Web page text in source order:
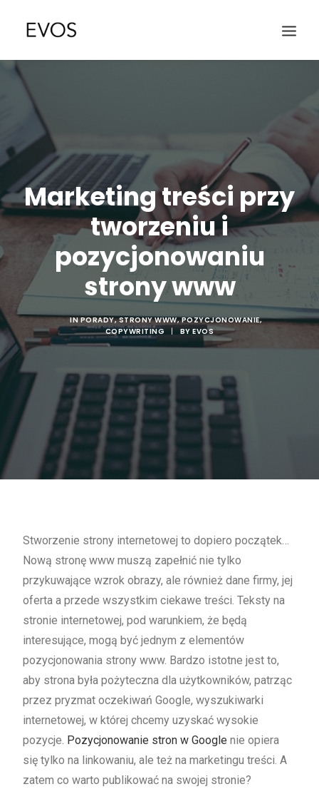
Marketing treści przy
tworzeniu i
pozycjonowaniu
strony www
INPORADY,STRONY WWW,POZYCJONOWANIE,
COPYWRITING
| BYEVOS
Stworzenie strony internetowej to dopiero początek…
Nową stronę www muszą zapełnić nie tylko
przykuwające wzrok obrazy, ale również dane firmy, jej
oferta a przede wszystkim ciekawe treści. Teksty na
stronie internetowej, pod warunkiem, że będą
interesujące, mogą być jednym z elementów
pozycjonowania strony www. Bardzo istotne jest to,
aby strona była pożyteczna dla użytkowników, patrząc
przez pryzmat oczekiwań Google, wyszukiwarki
internetowej, w której chcemy uzyskać wysokie
pozycje. Pozycjonowanie stron w Google nie opiera
się tylko na linkowaniu, ale też na marketingu treści. A
zatem co warto publikować na swojej stronie?